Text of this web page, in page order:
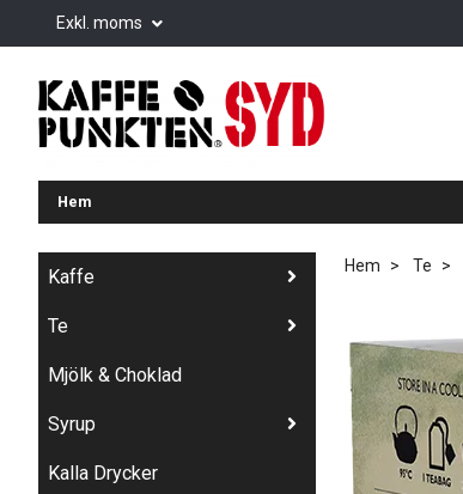
Exkl. moms
Hem
Kaffe
Te
Mjölk & Choklad
Syrup
Kalla Drycker
Hem Te